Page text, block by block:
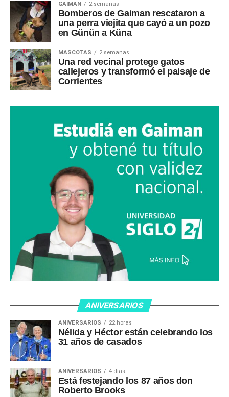
GAIMAN 2 semanas
Bomberos de Gaiman rescataron a
una perra viejita que cayó a un pozo
en Günün a Küna
MASCOTAS 2 semanas
Una red vecinal protege gatos
callejeros y transformó el paisaje de
Corrientes
ANIVERSARIOS
ANIVERSARIOS 22 horas
Nélida y Héctor están celebrando los
31 años de casados
ANIVERSARIOS 4 días
Está festejando los 87 años don
Roberto Brooks